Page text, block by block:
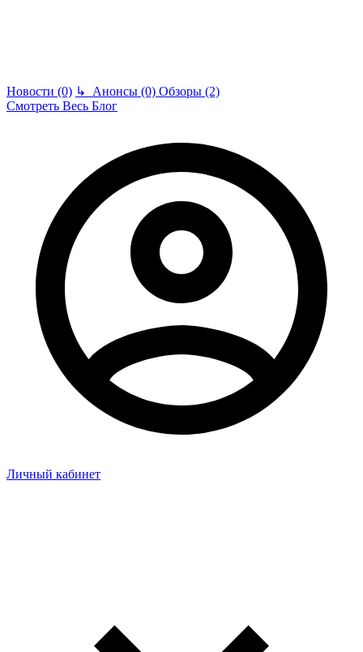
Новости (0) ↳ Анонсы (0) Обзоры (2)
Смотреть Весь Блог
Личный кабинет